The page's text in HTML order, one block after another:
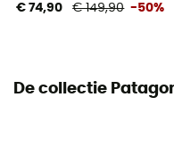
€ 74,90 € 149,90 -50%
De collectie